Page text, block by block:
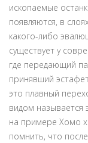
ископаемые
появляются, в
какого-либо
существует у
где передающий
принявший
это плавный
видом
на примере Хомо
помнить, что